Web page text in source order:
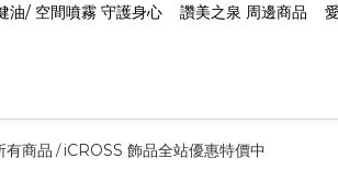
油/ 空間噴霧 守護身心 讚美之泉 周邊商品
有商品 /iCROSS 飾品全站優惠特價中